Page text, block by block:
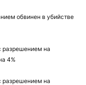
обвинен в убийстве
разрешением на
4%
разрешением на